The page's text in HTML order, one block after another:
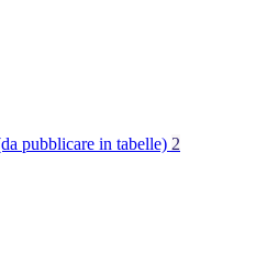
pubblicare in tabelle) 2